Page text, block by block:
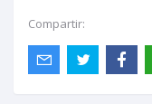
Compartir: